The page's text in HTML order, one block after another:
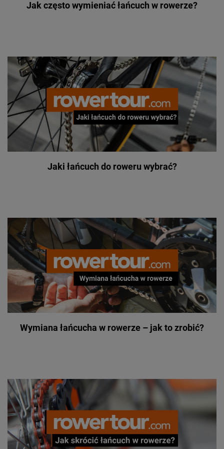
Jak często wymieniać łańcuch w rowerze?
Jaki łańcuch do roweru wybrać?
Wymiana łańcucha w rowerze – jak to zrobić?